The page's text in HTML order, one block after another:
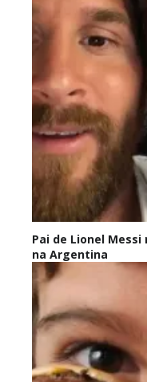
Pai de Lionel Messi
na Argentina